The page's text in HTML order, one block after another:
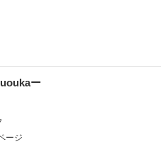
ない君。
ことも
定められたレールの上を進むだ
何もかも同じレールの上の事。
ー
ージ